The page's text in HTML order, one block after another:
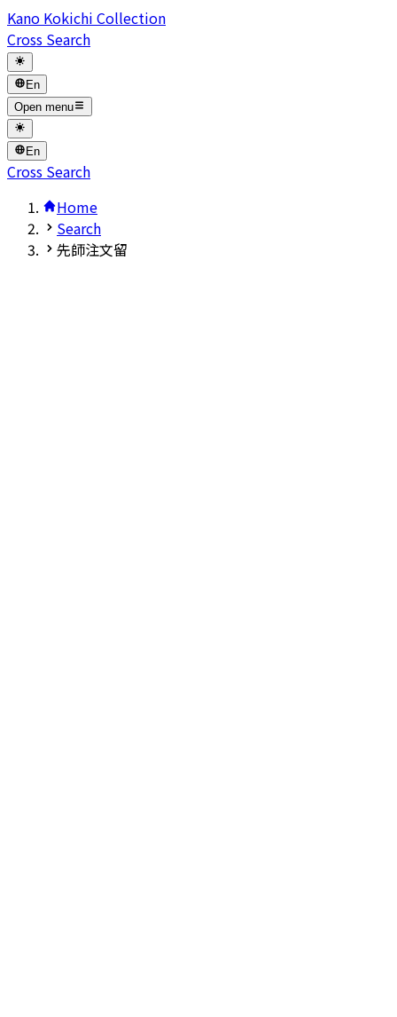
Kano Kokichi Collection
Cross Search
En
Open menu
En
Cross Search
Home
Search
先師注文留